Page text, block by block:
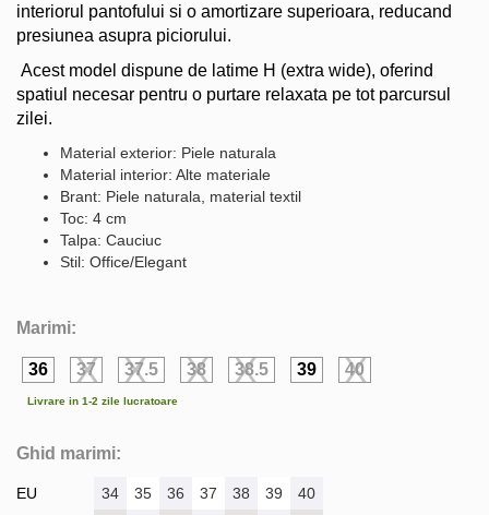
interiorul pantofului si o amortizare superioara, reducand
presiunea asupra piciorului.
Acest model dispune de latime H (extra wide), oferind
spatiul necesar pentru o purtare relaxata pe tot parcursul
zilei.
Material exterior: Piele naturala
Material interior: Alte materiale
Brant: Piele naturala, material textil
Toc: 4 cm
Talpa: Cauciuc
Stil: Office/Elegant
Marimi:
36 37 37.5 38 38.5 39 40
Livrare in 1-2 zile lucratoare
Ghid marimi:
EU
34 35 36 37 38 39
40